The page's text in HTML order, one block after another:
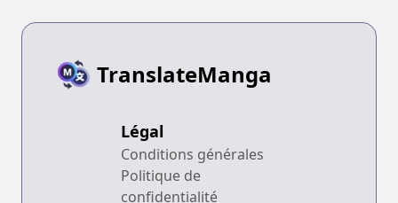
TranslateManga
Légal
Conditions générales
Politique de
confidentialité